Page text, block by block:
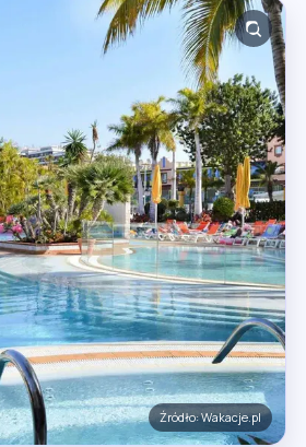
Źródło: Wakacje.pl